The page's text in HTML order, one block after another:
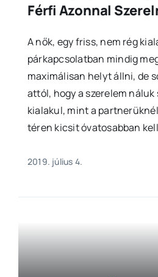
Férfi Azonnal
A nők, egy friss, nem rég
párkapcsolatban mindig
maximálisan helyt állni, de
attól, hogy a szerelem náluk
kialakul, mint a
téren kicsit óvatosabban
2019. július 4.